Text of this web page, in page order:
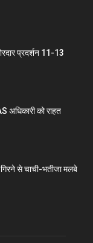
प्रदर्शन 11-13
अधिकारी को राहत
गिरने से चाची-भतीजा मलबे